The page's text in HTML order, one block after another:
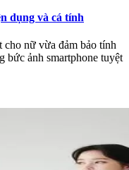
dụng và cá tính
nữ vừa đảm bảo tính
bức ảnh smartphone tuyệt